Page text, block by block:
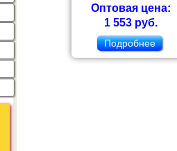
Оптовая цена:
1 553 руб.
Подробнее